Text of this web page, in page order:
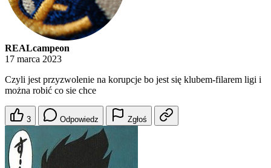
REALcampeon
17 marca 2023
Czyli jest przyzwolenie na korupcje bo jest się klubem-filarem ligi i
można robić co sie chce
3 Odpowiedz Zgłoś